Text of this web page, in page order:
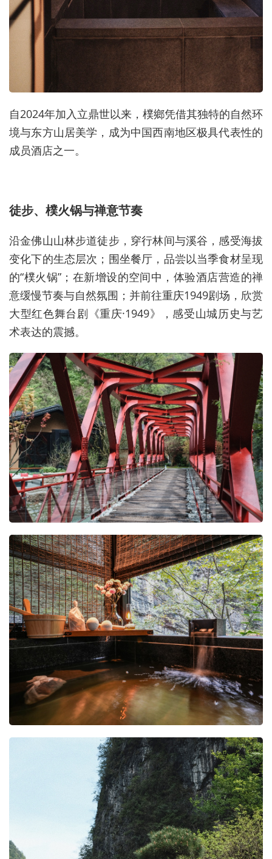
自2024年加入立鼎世以来，樸鄉凭借其独特的自然环
境与东方山居美学，成为中国西南地区极具代表性的
成员酒店之一。
徒步、樸火锅与禅意节奏
沿金佛山山林步道徒步，穿行林间与溪谷，感受海拔
变化下的生态层次；围坐餐厅，品尝以当季食材呈现
的“樸火锅”；在新增设的空间中，体验酒店营造的禅
意缓慢节奏与自然氛围；并前往重庆1949剧场，欣赏
大型红色舞台剧《重庆·1949》，感受山城历史与艺
术表达的震撼。